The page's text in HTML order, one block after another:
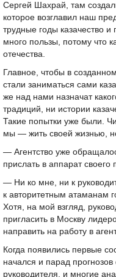
Сергей Шахрай, там
которое возглавил наш
трудные годы казачество и
много пользы, потому что
отечества.
Главное, чтобы в
стали заниматься сами
же над нами назначат
традиций, ни истории
Такие попытки уже были.
мы — жить своей жизнью,
— Агентство уже
прислать в аппарат своего
— Ни ко мне, ни к
к авторитетным атаманам
Хотя, на мой взгляд,
пригласить в Москву
направить на работу в
Когда появились первые
начался и парад
руководителя, и многие